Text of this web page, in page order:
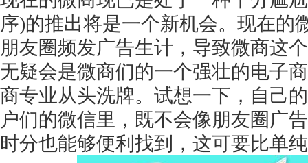
序)的推出将是一个新机会。现在的
朋友圈频发广告生计，导致微商这
无疑会是微商们的一个强壮的电子
商专业从头洗牌。试想一下，自己
户们的微信里，既不会像朋友圈广
时分也能够便利找到，这可要比单
获得产品报价方案
1万个想法不如1次的方案落地
扫码添加[商务总监]沟通方案